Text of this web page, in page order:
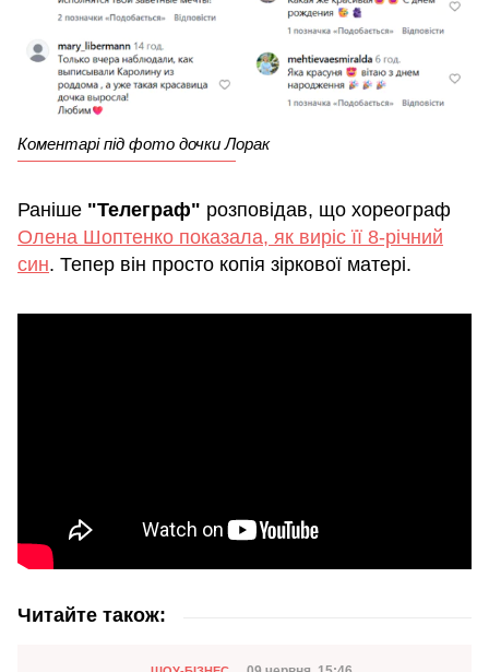
Коментарі під фото дочки Лорак
Раніше "Телеграф" розповідав, що хореограф
Олена Шоптенко показала, як виріс її 8-річний
син. Тепер він просто копія зіркової матері.
Читайте також:
Категорія